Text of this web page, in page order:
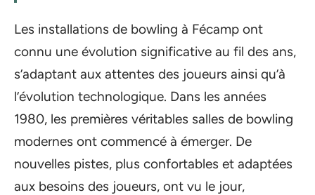
Les installations de bowling à Fécamp ont
connu une évolution significative au fil des ans,
s’adaptant aux attentes des joueurs ainsi qu’à
l’évolution technologique. Dans les années
1980, les premières véritables salles de bowling
modernes ont commencé à émerger. De
nouvelles pistes, plus confortables et adaptées
aux besoins des joueurs, ont vu le jour,